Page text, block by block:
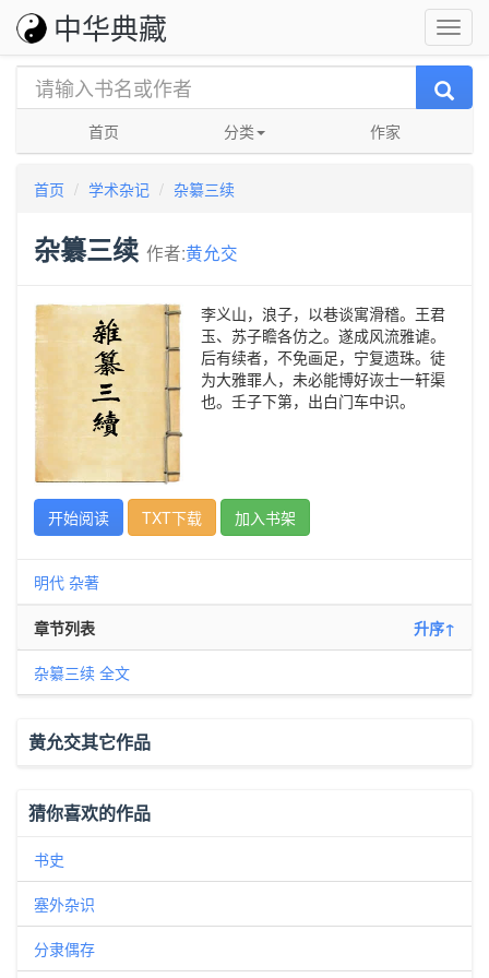
中华典藏
首页 分类 作家
首页 学术杂记 杂纂三续
杂纂三续 作者:黄允交
李义山，浪子，以巷谈寓滑稽。王君
玉、苏子瞻各仿之。遂成风流雅谑。
后有续者，不免画足，宁复遗珠。徒
为大雅罪人，未必能博好诙士一轩渠
也。壬子下第，出白门车中识。
开始阅读 TXT下载 加入书架
明代 杂著
章节列表 升序↑
杂纂三续 全文
黄允交其它作品
猜你喜欢的作品
书史
塞外杂识
分隶偶存